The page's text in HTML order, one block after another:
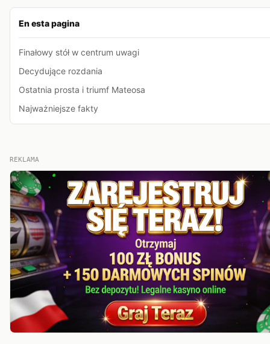
En esta pagina
Finałowy stół w centrum uwagi
Decydujące rozdania
Ostatnia prosta i triumf Mateosa
Najważniejsze fakty
REKLAMA